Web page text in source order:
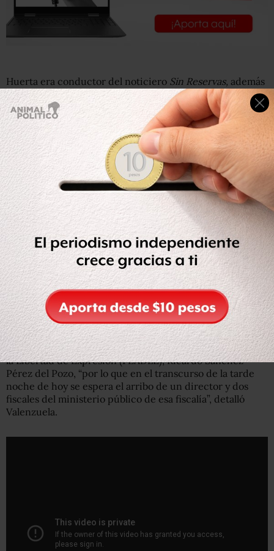
Huerta era conductor del noticiero Sin Reservas, además
conducía el noticiero de televisión en el canalNotinueve.
#VideoXevt El gobernador@nunezarturo
confirma que el periodista Juan Carlos Huerta fue
asesinado esta mañana cuando salía de su domicilio;
comenta que no se trató de un robo, sino que sus
asesinos llegaron directamente a matarlo
pic.twitter.com/S0yD50AhuV
— xevt – xhvt (@xevtfm)
May 15, 2018
Según la Fiscalía de Tabasco, el fiscal del Ministerio
Público responsable del caso acordó medidas de
protección provisionales para familiares y personas
cercanas a Huerta.
También anunció la activación del mecanismo nacional
de protección a periodistas solicitado ante el titular de la
Fiscalía para la Atención de los Delitos cometidos contra
la Libertad de Expresión (FEADLE), Ricardo Sánchez
Pérez del Pozo, “por lo que en el transcurso de la tarde
noche de hoy se espera el arribo de un director y dos
fiscales del ministerio público de esa fiscalía”, detalló
Valenzuela.